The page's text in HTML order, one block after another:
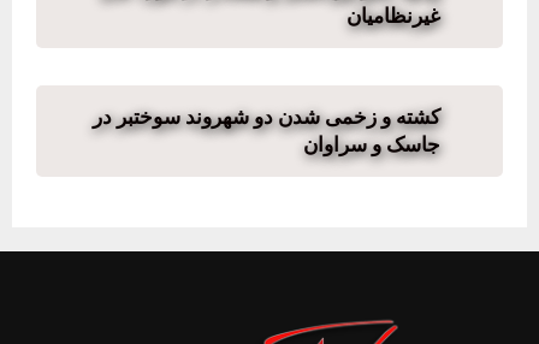
غیرنظامیان
کشته و زخمی شدن دو شهروند سوختبر در
جاسک و سراوان